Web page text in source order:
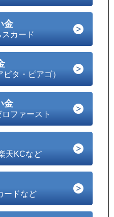
金
カード
タ・ピアゴ）
金
ファースト
天KCなど
ードなど